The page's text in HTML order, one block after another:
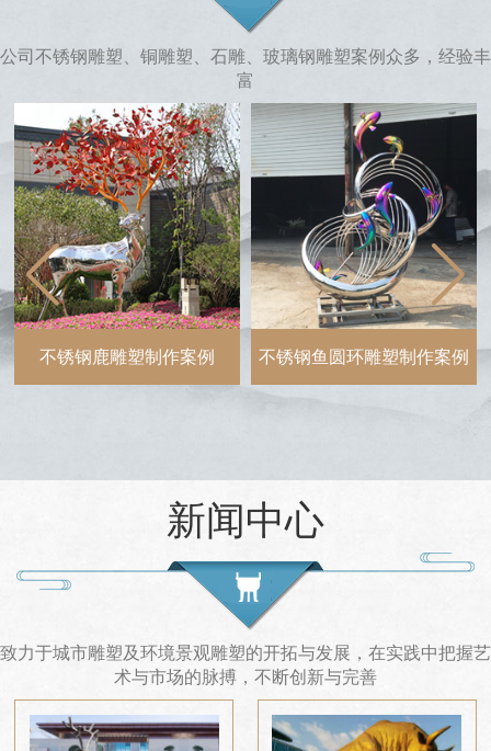
公司不锈钢雕塑、铜雕塑、石雕、玻璃钢雕塑案例众多，经验丰
富
不锈钢鱼圆环雕塑制作案例 玻璃钢人物雕塑制作案例
新闻中心
致力于城市雕塑及环境景观雕塑的开拓与发展，在实践中把握艺
术与市场的脉搏，不断创新与完善